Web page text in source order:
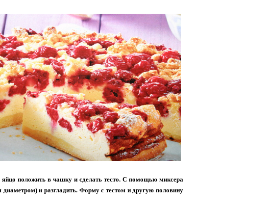
яйцо положить в чашку и сделать тесто. С помощью миксера
и разгладить. Форму с тестом и другую половину